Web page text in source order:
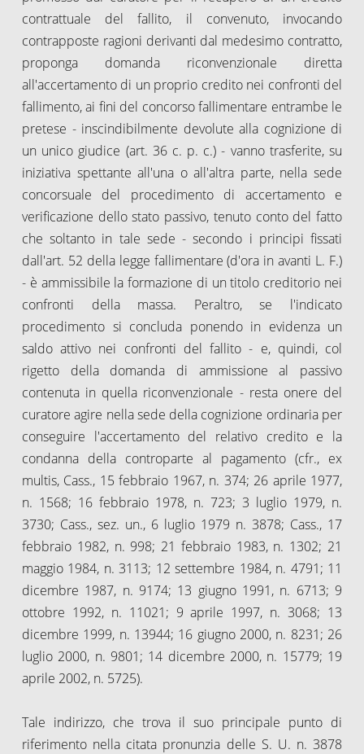
contrattuale del fallito, il convenuto, invocando
contrapposte ragioni derivanti dal medesimo contratto,
proponga domanda riconvenzionale diretta
all'accertamento di un proprio credito nei confronti del
fallimento, ai fini del concorso fallimentare entrambe le
pretese - inscindibilmente devolute alla cognizione di
un unico giudice (art. 36 c. p. c.) - vanno trasferite, su
iniziativa spettante all'una o all'altra parte, nella sede
concorsuale del procedimento di accertamento e
verificazione dello stato passivo, tenuto conto del fatto
che soltanto in tale sede - secondo i principi fissati
dall'art. 52 della legge fallimentare (d'ora in avanti L. F.)
- è ammissibile la formazione di un titolo creditorio nei
confronti della massa. Peraltro, se l'indicato
procedimento si concluda ponendo in evidenza un
saldo attivo nei confronti del fallito - e, quindi, col
rigetto della domanda di ammissione al passivo
contenuta in quella riconvenzionale - resta onere del
curatore agire nella sede della cognizione ordinaria per
conseguire l'accertamento del relativo credito e la
condanna della controparte al pagamento (cfr., ex
multis, Cass., 15 febbraio 1967, n. 374; 26 aprile 1977,
n. 1568; 16 febbraio 1978, n. 723; 3 luglio 1979, n.
3730; Cass., sez. un., 6 luglio 1979 n. 3878; Cass., 17
febbraio 1982, n. 998; 21 febbraio 1983, n. 1302; 21
maggio 1984, n. 3113; 12 settembre 1984, n. 4791; 11
dicembre 1987, n. 9174; 13 giugno 1991, n. 6713; 9
ottobre 1992, n. 11021; 9 aprile 1997, n. 3068; 13
dicembre 1999, n. 13944; 16 giugno 2000, n. 8231; 26
luglio 2000, n. 9801; 14 dicembre 2000, n. 15779; 19
aprile 2002, n. 5725).
Tale indirizzo, che trova il suo principale punto di
riferimento nella citata pronunzia delle S. U. n. 3878